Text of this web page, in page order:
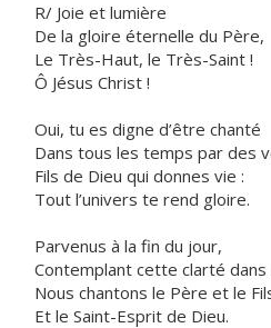
R/ Joie et lumière
De la gloire éternelle du Père,
Le Très-Haut, le Très-Saint !
Ô Jésus Christ !
Oui, tu es digne d’être chanté
Dans tous les temps par des
Fils de Dieu qui donnes vie :
Tout l’univers te rend gloire.
Parvenus à la fin du jour,
Contemplant cette clarté dans
Nous chantons le Père et le
Et le Saint-Esprit de Dieu.